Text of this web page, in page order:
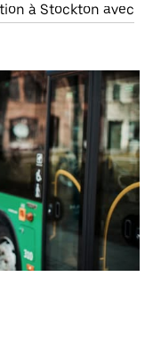
à Stockton avec